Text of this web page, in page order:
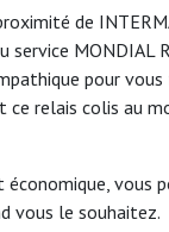
de
service MONDIAL
pour
ce relais colis au
économique, vous
vous le souhaitez.